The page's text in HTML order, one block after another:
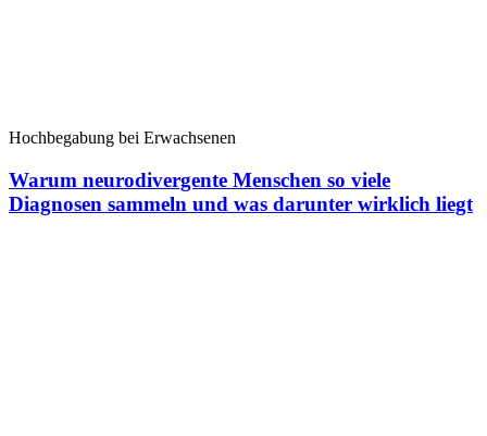
Hochbegabung bei Erwachsenen
Warum neurodivergente Menschen so viele
Diagnosen sammeln und was darunter wirklich liegt